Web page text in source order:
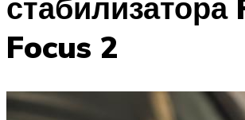
стабилизатора
Focus 2